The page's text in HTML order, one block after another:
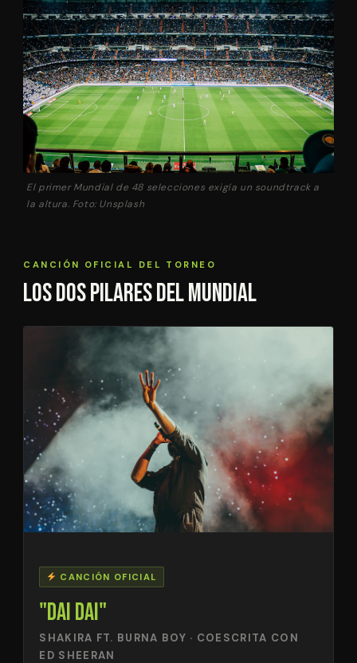
El primer Mundial de 48 selecciones exigía un soundtrack a
la altura. Foto: Unsplash
CANCIÓN OFICIAL DEL TORNEO
Los Dos Pilares del Mundial
CANCIÓN OFICIAL
"DAI DAI"
SHAKIRA FT. BURNA BOY · COESCRITA CON
ED SHEERAN